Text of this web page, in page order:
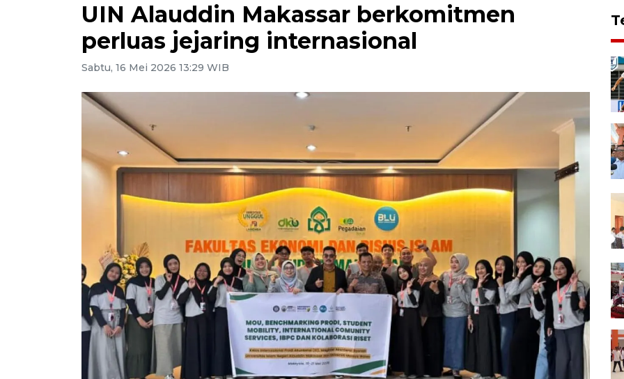
UIN Alauddin Makassar berkomitmen
perluas jejaring internasional
Sabtu, 16 Mei 2026 13:29 WIB